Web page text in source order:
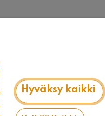
40x52x195 cm.
hattuhylly (ylin hylly) ja
Hyväksy kaikki